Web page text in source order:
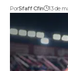
PorSfaff Cfin 13 de